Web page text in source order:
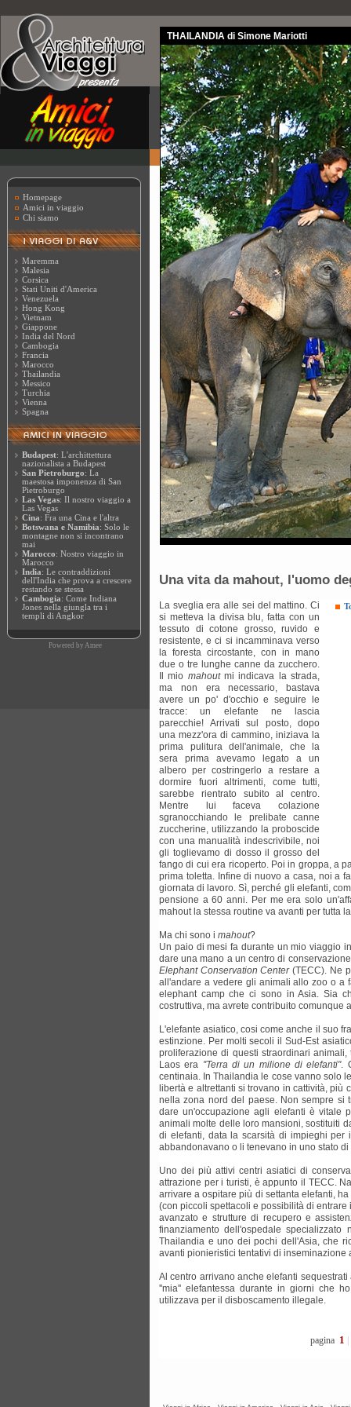
Homepage
Amici in viaggio
Chi siamo
Maremma
Malesia
Corsica
Stati Uniti d'America
Venezuela
Hong Kong
Vietnam
Giappone
India del Nord
Cambogia
Francia
Marocco
Thailandia
Messico
Turchia
Vienna
Spagna
Budapest: L'archittettura
nazionalista a Budapest
San Pietroburgo: La
maestosa imponenza di San
Pietroburgo
Las Vegas: Il nostro viaggio a
Las Vegas
Cina: Fra una Cina e l'altra
Botswana e Namibia: Solo le
montagne non si incontrano
mai
Marocco: Nostro viaggio in
Marocco
India: Le contraddizioni
dell'India che prova a crescere
restando se stessa
Cambogia: Come Indiana
Jones nella giungla tra i
templi di Angkor
Powered by Amee
THAILANDIA di Simone Mariotti
Una vita da mahout, l'uomo
La sveglia era alle sei del mattino. Ci
si metteva la divisa blu, fatta con un
tessuto di cotone grosso, ruvido e
resistente, e ci si incamminava verso
la foresta circostante, con in mano
due o tre lunghe canne da zucchero.
Il mio mahoutmi indicava la strada,
ma non era necessario, bastava
avere un po' d'occhio e seguire le
tracce: un elefante ne lascia
parecchie! Arrivati sul posto, dopo
una mezz'ora di cammino, iniziava la
prima pulitura dell'animale, che la
sera prima avevamo legato a un
albero per costringerlo a restare a
dormire fuori altrimenti, come tutti,
sarebbe rientrato subito al centro.
Mentre lui faceva colazione
sgranocchiando le prelibate canne
zuccherine, utilizzando la proboscide
con una manualità indescrivibile, noi
gli toglievamo di dosso il grosso del
fango di cui era ricoperto. Poi in groppa, a
prima toletta. Infine di nuovo a casa, noi a
giornata di lavoro. Sì, perché gli elefanti,
pensione a 60 anni. Per me era solo
mahout la stessa routine va avanti per tutta
Ma chi sono i mahout?
Un paio di mesi fa durante un mio viaggio
dare una mano a un centro di
Elephant Conservation Center(TECC). Ne
all'andare a vedere gli animali allo zoo o a
elephant camp che ci sono in Asia. Sia
costruttiva, ma avrete contribuito comunque
L'elefante asiatico, cosi come anche il suo
estinzione. Per molti secoli il Sud-Est
proliferazione di questi straordinari
Laos era ''Terra di un milione di elefanti".
centinaia. In Thailandia le cose vanno solo
libertà e altrettanti si trovano in cattività, più
nella zona nord del paese. Non sempre
dare un'occupazione agli elefanti è vitale
animali molte delle loro mansioni, sostituiti
di elefanti, data la scarsità di impieghi
abbandonavano o li tenevano in uno stato
Uno dei più attivi centri asiatici di
attrazione per i turisti, è appunto il TECC.
arrivare a ospitare più di settanta elefanti,
(con piccoli spettacoli e possibilità di
avanzato e strutture di recupero e
finanziamento dell'ospedale
Thailandia e uno dei pochi dell'Asia, che
avanti pionieristici tentativi di
Al centro arrivano anche elefanti
''mia'' elefantessa durante in giorni che
utilizzava per il disboscamento illegale.
pagina 1